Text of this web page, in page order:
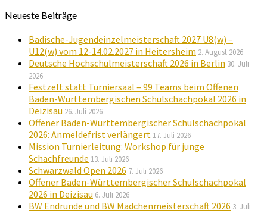
Neueste Beiträge
Badische-Jugendeinzelmeisterschaft 2027 U8(w) –
U12(w) vom 12-14.02.2027 in Heitersheim 2. August 2026
Deutsche Hochschulmeisterschaft 2026 in Berlin 30. Juli
2026
Festzelt statt Turniersaal – 99 Teams beim Offenen
Baden-Württembergischen Schulschachpokal 2026 in
Deizisau 26. Juli 2026
Offener Baden-Württembergischer Schulschachpokal
2026: Anmeldefrist verlängert 17. Juli 2026
Mission Turnierleitung: Workshop für junge
Schachfreunde 13. Juli 2026
Schwarzwald Open 2026 7. Juli 2026
Offener Baden-Württembergischer Schulschachpokal
2026 in Deizisau 6. Juli 2026
BW Endrunde und BW Mädchenmeisterschaft 2026 3. Juli